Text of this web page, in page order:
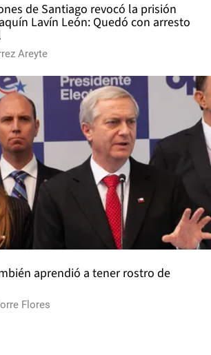
de Santiago revocó la prisión
Lavín León: Quedó con arresto
Areyte
aprendió a tener rostro de
Flores